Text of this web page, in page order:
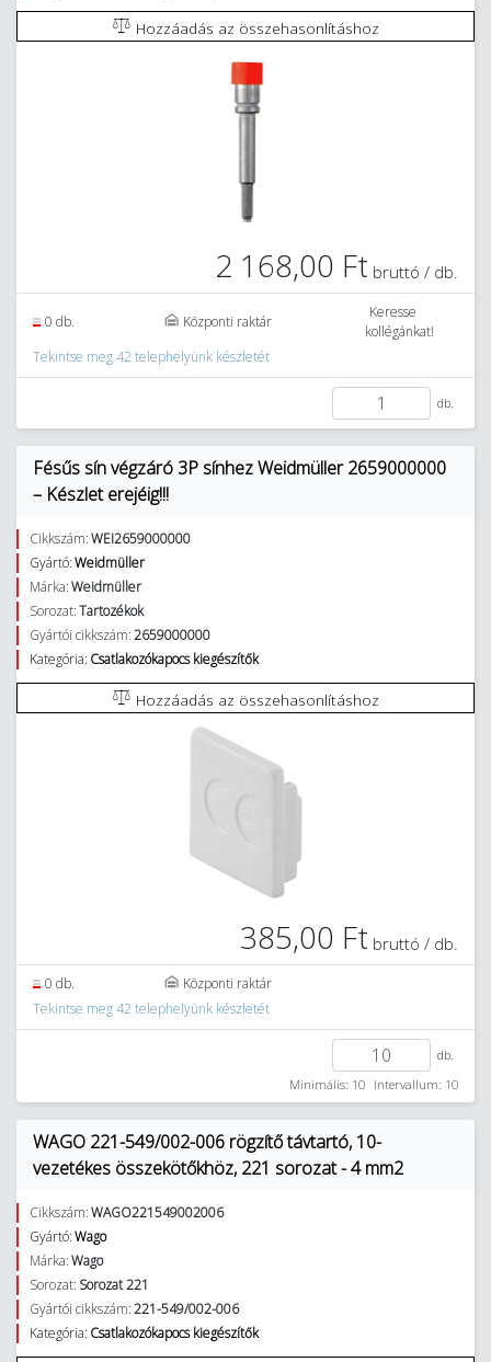
Hozzáadás az összehasonlításhoz
2 168,00 Ft bruttó / db.
0 db. Központi raktár
Keresse
kollégánkat!
Tekintse meg 42 telephelyünk készletét
db.
Fésűs sín végzáró 3P sínhez Weidmüller 2659000000
– Készlet erejéig!!!
Cikkszám:WEI2659000000
Gyártó:Weidmüller
Márka:Weidmüller
Sorozat:Tartozékok
Gyártói cikkszám:2659000000
Kategória: Csatlakozókapocs kiegészítők
Hozzáadás az összehasonlításhoz
385,00 Ft bruttó / db.
0 db.
Központi raktár
Tekintse meg 42 telephelyünk készletét
db.
Minimális: 10 Intervallum: 10
WAGO 221-549/002-006 rögzítő távtartó, 10-
vezetékes összekötőkhöz, 221 sorozat - 4 mm2
Cikkszám:WAGO221549002006
Gyártó:Wago
Márka:Wago
Sorozat: Sorozat 221
Gyártói cikkszám:221-549/002-006
Kategória: Csatlakozókapocs kiegészítők